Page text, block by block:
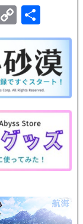
C
o
p
y
Li
n
k
有